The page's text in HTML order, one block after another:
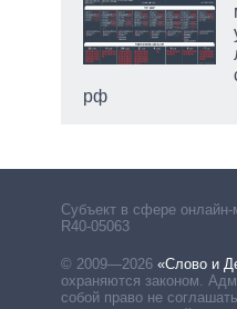
рф
Субъект в сфере
R40-05063
© 2009—2026 «Слово и
охраняются законом.
собой право не